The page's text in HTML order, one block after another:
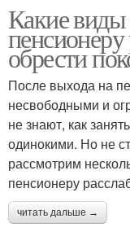
Какие виды
пенсионеру
обрести
После выхода на
несвободными и
не знают, как
одинокими. Но не
рассмотрим
пенсионеру
читать дальше →